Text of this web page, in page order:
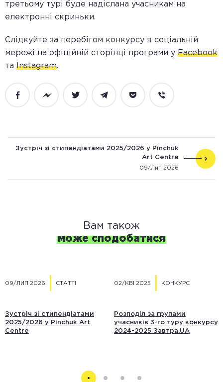
третьому турі буде надіслана учасникам на
електронні скриньки.
Слідкуйте за перебігом конкурсу в соціальній
мережі на офіційній сторінці програми у Facebook
та Instagram.
FacebookMessengerTwitter TelegramPocket Viber
Зустріч зі стипендіатами 2025/2026 у Pinchuk
Art Centre
09/Лип 2026
Вам також
може сподобатися
Зустріч зі стипендіатами
2025/2026 у Pinchuk Art
Centre
09/ЛИП 2026 СТАТТІ
Розподіл за групами
учасників 3-го туру конкурсу
2024-2025 Завтра.UA
02/КВІ 2025 КОНКУРС